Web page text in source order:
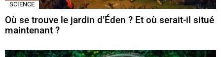
SCIENCE
Où se trouve le jardin d’Éden ? Et où serait-il situé
maintenant ?